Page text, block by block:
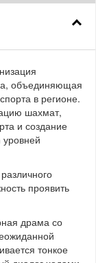
объединяющая
в регионе.
шахмат,
и создание
уровней
проявить
драма со
тонкое